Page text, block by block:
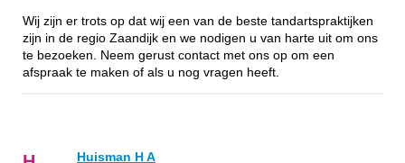
Wij zijn er trots op dat wij een van de beste tandartspraktijken
zijn in de regio Zaandijk en we nodigen u van harte uit om ons
te bezoeken. Neem gerust contact met ons op om een
afspraak te maken of als u nog vragen heeft.
Huisman H A